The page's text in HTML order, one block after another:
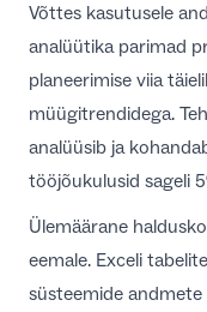
Võttes kasutusele
analüütika parimad
planeerimise viia
müügitrendidega.
analüüsib ja
tööjõukulusid sageli
Ülemäärane
eemale. Exceli
süsteemide